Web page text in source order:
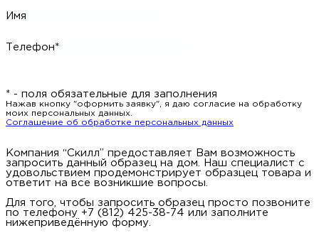
Имя
Телефон*
* - поля обязательные для заполнения
Нажав кнопку "оформить заявку", я даю согласие на обработку
моих персональных данных.
Соглашение об обработке персональных данных
Компания “Скилл” предоставляет Вам возможность
запросить данный образец на дом. Наш специалист с
удовольствием продемонстрирует образцец товара и
ответит на все возникшие вопросы.
Для того, чтобы запросить образец просто позвоните
по телефону +7 (812) 425-38-74 или заполните
нижеприведённую форму.